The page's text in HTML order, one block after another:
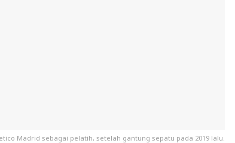
Madrid sebagai pelatih, setelah gantung sepatu pada 2019 lalu.